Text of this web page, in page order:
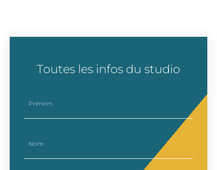
Toutes les infos du studio